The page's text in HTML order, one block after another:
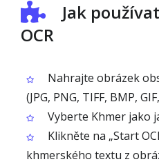
Jak
OCR
Nahrajte obrázek
(JPG, PNG, TIFF, BMP,
Vyberte Khmer jako
Klikněte na „Start
khmerského textu z